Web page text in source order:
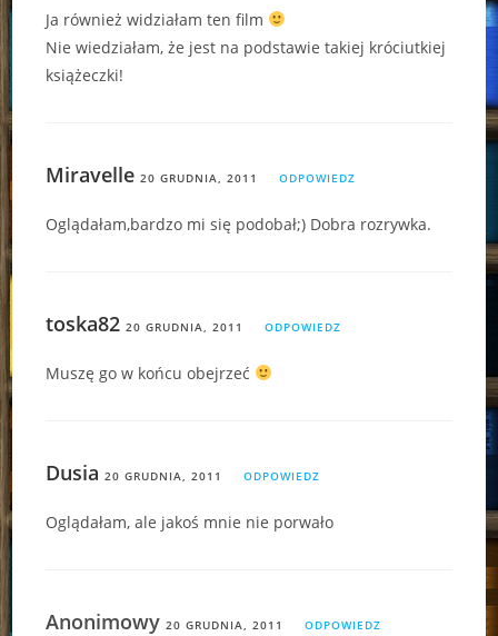
Ja również widziałam ten film
Nie wiedziałam, że jest na podstawie takiej króciutkiej
książeczki!
Miravelle 20 GRUDNIA, 2011 ODPOWIEDZ
Oglądałam,bardzo mi się podobał;) Dobra rozrywka.
toska82 20 GRUDNIA, 2011 ODPOWIEDZ
Muszę go w końcu obejrzeć
Dusia 20 GRUDNIA, 2011 ODPOWIEDZ
Oglądałam, ale jakoś mnie nie porwało
Anonimowy20 GRUDNIA, 2011 ODPOWIEDZ